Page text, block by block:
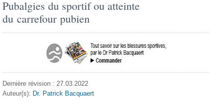
Pubalgies du sportif ou atteinte
du carrefour pubien
Dernière révision : 27.03.2022
Auteur(s): Dr. Patrick Bacquaert